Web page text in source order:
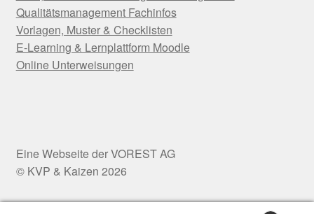
Qualitätsmanagement Fachinfos
Vorlagen, Muster & Checklisten
E-Learning & Lernplattform Moodle
Online Unterweisungen
© KVP & Kaizen 2026